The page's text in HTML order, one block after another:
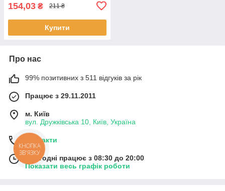
154,03 ₴ 211 ₴
Купити
Про нас
99% позитивних з 511 відгуків за рік
Працює з 29.11.2011
м. Київ
вул. Дружківська 10, Київ, Україна
Контакти
Сьогодні працює з 08:30 до 20:00
Показати весь графік роботи
КНОПКА
ЗВ'ЯЗКУ